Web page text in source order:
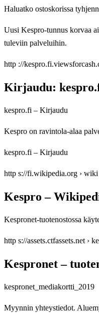
Haluatko ostoskorissa
Uusi Kespro-tunnus korvaa
tuleviin palveluihin.
http ://
Kirjaudu:
kespro.fi – Kirjaudu
Kespro on ravintola-alaa
kespro.fi – Kirjaudu
http s://fi.wikipedia.org › wiki
Kespro –
Kespronet-tuotenostossa
http s://assets.ctfassets.net ›
Kespronet –
kespronet_mediakortti_2019
Myynnin yhteystiedot.